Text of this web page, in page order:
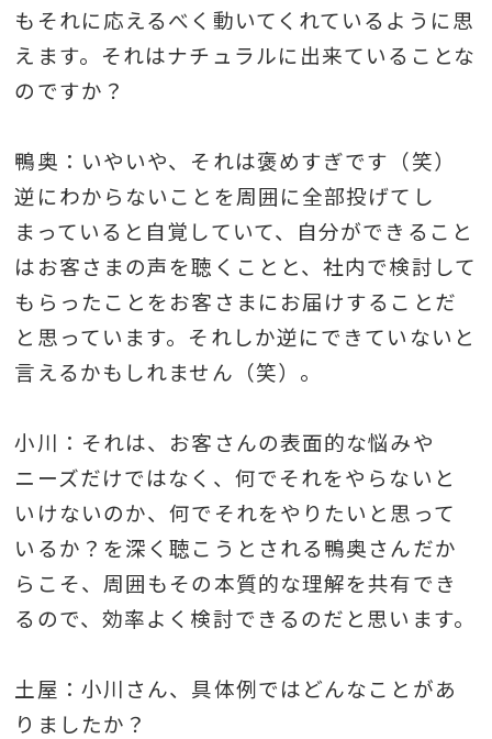
もそれに応えるべく動いてくれているように思
えます。それはナチュラルに出来ていることな
のですか？
鴨奥：いやいや、それは褒めすぎです（笑）
逆にわからないことを周囲に全部投げてし
まっていると自覚していて、自分ができること
はお客さまの声を聴くことと、社内で検討して
もらったことをお客さまにお届けすることだ
と思っています。それしか逆にできていないと
言えるかもしれません（笑）。
小川：それは、お客さんの表面的な悩みや
ニーズだけではなく、何でそれをやらないと
いけないのか、何でそれをやりたいと思って
いるか？を深く聴こうとされる鴨奥さんだか
らこそ、周囲もその本質的な理解を共有でき
るので、効率よく検討できるのだと思います。
土屋：小川さん、具体例ではどんなことがあ
りましたか？